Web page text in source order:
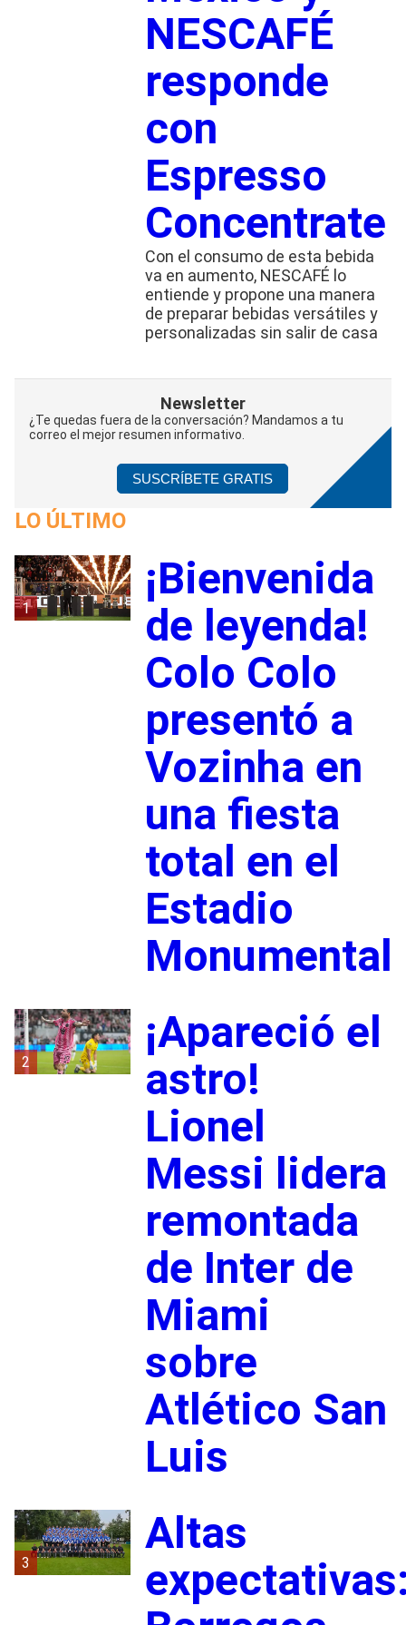
NESCAFÉ
responde
con
Espresso
Concentrate
Con el consumo de esta bebida
va en aumento, NESCAFÉ lo
entiende y propone una manera
de preparar bebidas versátiles y
personalizadas sin salir de casa
Newsletter
¿Te quedas fuera de la conversación? Mandamos a tu
correo el mejor resumen informativo.
SUSCRÍBETE GRATIS
LO ÚLTIMO
1
¡Bienvenida
de leyenda!
Colo Colo
presentó a
Vozinha en
una fiesta
total en el
Estadio
Monumental
2
¡Apareció el
astro!
Lionel
Messi lidera
remontada
de Inter de
Miami
sobre
Atlético San
Luis
3
Altas